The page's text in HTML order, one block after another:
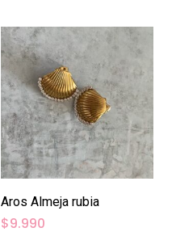
Aros Almeja rubia
$9.990